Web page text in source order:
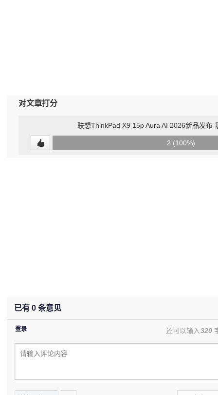
对文章打分
联想ThinkPad X9 15p Aura AI 2026新品发布
2 (100%)
已有 0 条意见
登录 还可以输入320